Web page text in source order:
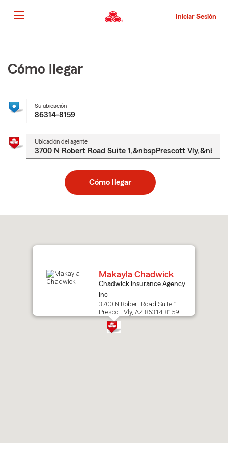
al
contenido
principal
Iniciar Sesión
principal
Cómo llegar
Su ubicación
Ubicación del agente
Cómo llegar
to
Makayla Chadwick
Chadwick Insurance Agency
Inc
3700 N Robert Road Suite 1
Prescott Vly, AZ 86314-8159